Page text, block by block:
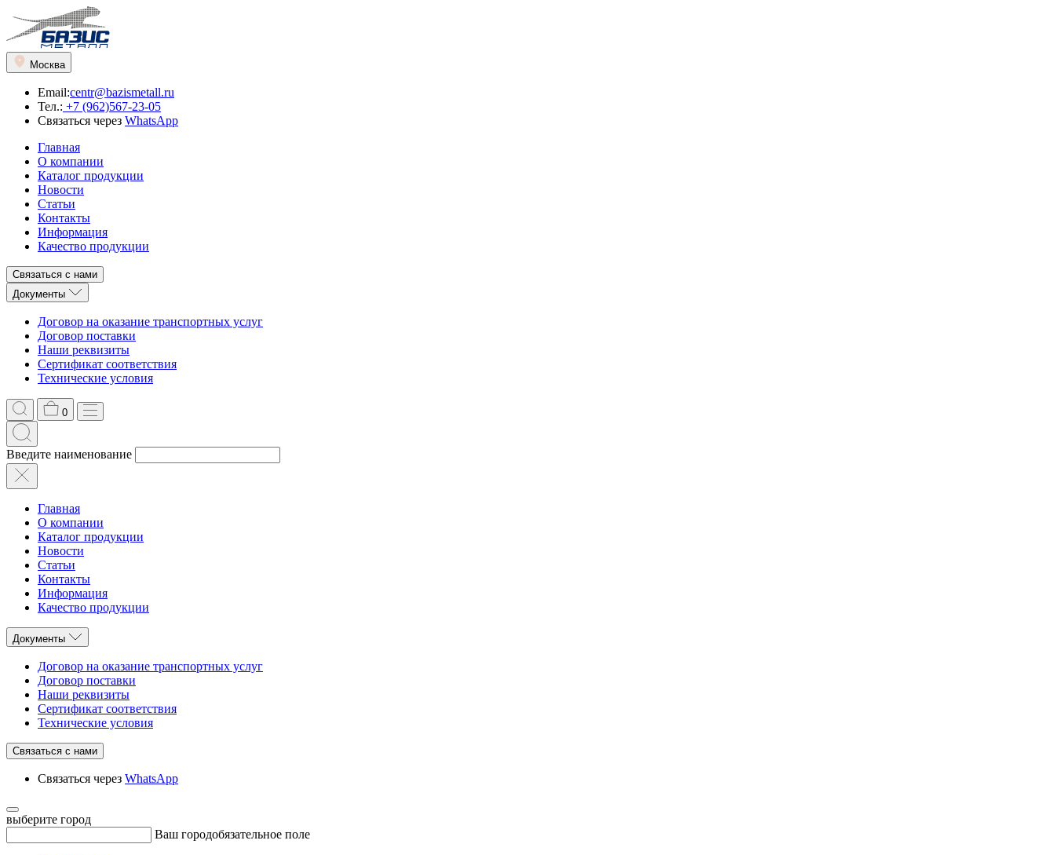
Москва
Email:centr@bazismetall.ru
Тел.: +7 (962)567-23-05
Связаться через WhatsApp
Главная
О компании
Каталог продукции
Новости
Статьи
Контакты
Информация
Качество продукции
Связаться с нами
Документы
Договор на оказание транспортных услуг
Договор поставки
Наши реквизиты
Сертификат соответствия
Технические условия
0
Введите наименование
Главная
О компании
Каталог продукции
Новости
Статьи
Контакты
Информация
Качество продукции
Документы
Договор на оказание транспортных услуг
Договор поставки
Наши реквизиты
Сертификат соответствия
Технические условия
Связаться с нами
Связаться через WhatsApp
выберите город
Ваш городобязательное поле